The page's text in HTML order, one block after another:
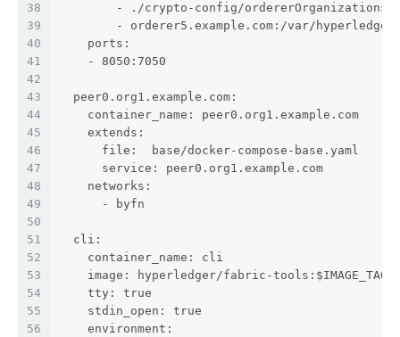
38
39
40
41
42
43
44
45
46
47
48
49
50
51
52
53
54
55
56
- ./crypto-config/
- orderer5.example.com:/var/
    ports:
    - 8050:7050
  peer0.org1.example.com:
    container_name: peer0.org1.example.com
    extends:
      file:  base/docker-compose-base.yaml
      service: peer0.org1.example.com
    networks:
      - byfn
  cli:
    container_name: cli
    image: hyperledger/fabric-tools:$IMAGE_TAG
    tty: true
    stdin_open: true
    environment: